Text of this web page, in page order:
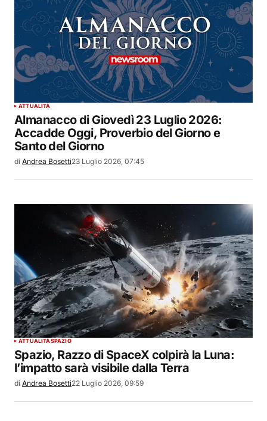
ATTUALITÀ
Almanacco di Giovedì 23 Luglio 2026:
Accadde Oggi, Proverbio del Giorno e
Santo del Giorno
di Andrea Bosetti23 Luglio 2026, 07:45
ATTUALITÀSPAZIO
Spazio, Razzo di SpaceX colpirà la Luna:
l’impatto sarà visibile dalla Terra
di Andrea Bosetti22 Luglio 2026, 09:59